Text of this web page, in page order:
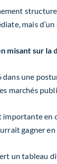
mais
misant sur la
une
marchés
importante en
gagner
un tableau